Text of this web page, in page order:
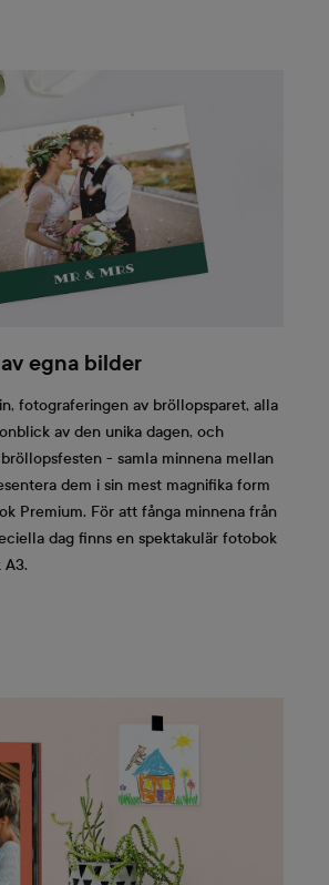
egna bilder
fotograferingen av bröllopsparet, alla
av den unika dagen, och
- samla minnena mellan
dem i sin mest magnifika form
Premium. För att fånga minnena från
dag finns en spektakulär fotobok
A3.